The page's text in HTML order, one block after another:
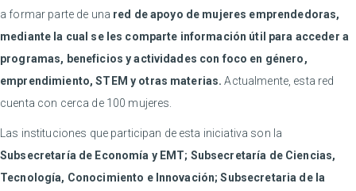
a formar parte de una red de apoyo de mujeres emprendedoras,
mediante la cual se les comparte información útil para acceder a
programas, beneficios y actividades con foco en género,
emprendimiento, STEM y otras materias. Actualmente, esta red
cuenta con cerca de 100 mujeres.
Las instituciones que participan de esta iniciativa son la
Subsecretaría de Economía y EMT; Subsecretaría de Ciencias,
Tecnología, Conocimiento e Innovación; Subsecretaria de la